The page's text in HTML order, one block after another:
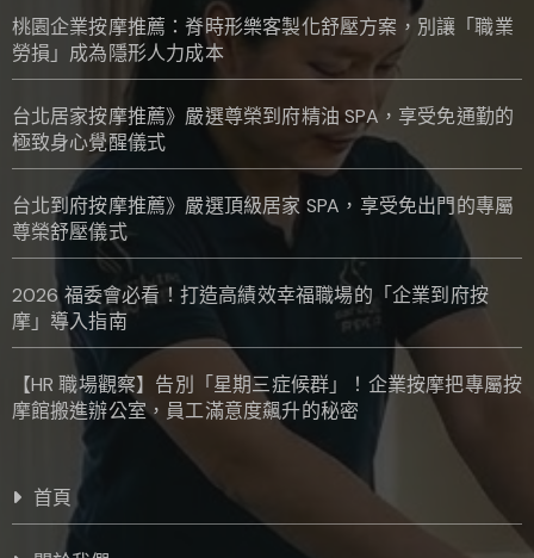
桃園企業按摩推薦：脊時形樂客製化舒壓方案，別讓「職業
勞損」成為隱形人力成本
台北居家按摩推薦》嚴選尊榮到府精油 SPA，享受免通勤的
極致身心覺醒儀式
台北到府按摩推薦》嚴選頂級居家 SPA，享受免出門的專屬
尊榮舒壓儀式
2026 福委會必看！打造高績效幸福職場的「企業到府按
摩」導入指南
【HR 職場觀察】告別「星期三症候群」！企業按摩把專屬按
摩館搬進辦公室，員工滿意度飆升的秘密
首頁